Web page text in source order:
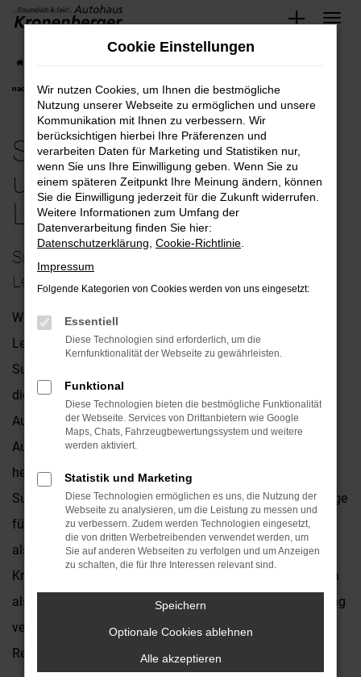
Zum
nach Leverkusen
Subaru Impreza bequem
und günstig kaufen nach
Leverkusen
Subaru Impreza – unsere Empfehlung für
Leverkusen
Wenn Sie uns nach einem passenden Fahrzeug für
Leverkusen fragen, empfehlen wir Ihnen ohne Zögern den
Subaru Impreza. Dieses Fahrzeug eignet sich sowohl für
die Nutzung im Stadtverkehr als auch für Landstraße und
Autobahn. Die Pluspunkte sind die erstklassige
Ausstattung, das ansprechende Design sowie der
hervorragende Preis. Natürlich bieten wir Ihnen sowohl
Subaru Impreza Neuwagen als auch gebrauchte Fahrzeuge
für Ihre Mobilität in Leverkusen und stehen Ihnen zudem
als Beraterinnen und Berater zur Seite. Das Autohaus
Kronenberger existiert seit 1931 und ist seit diesen Jahren
als Familienbetrieb fest mit Leverkusen und der Umgebung
verbunden. Man kennt uns und man schätzt uns in der
Region.
Cookie Einstellungen
Wir nutzen Cookies, um Ihnen die bestmögliche
Nutzung unserer Webseite zu ermöglichen und unsere
Kommunikation mit Ihnen zu verbessern. Wir
berücksichtigen hierbei Ihre Präferenzen und
verarbeiten Daten für Marketing und Statistiken nur,
wenn Sie uns Ihre Einwilligung geben. Wenn Sie zu
einem späteren Zeitpunkt Ihre Meinung ändern, können
Sie die Einwilligung jederzeit für die Zukunft widerrufen.
Weitere Informationen zum Umfang der
Datenverarbeitung finden Sie hier:
Datenschutzerklärung Cookie-Richtlinie
Impressum
Folgende Kategorien von Cookies werden von uns eingesetzt:
Essentiell
Diese Technologien sind erforderlich, um die
Kernfunktionalität der Webseite zu gewährleisten.
Funktional
Diese Technologien bieten die bestmögliche Funktionalität
der Webseite. Services von Drittanbietern wie Google
Maps, Chats, Fahrzeugbewertungssystem und weitere
werden aktiviert.
Statistik und Marketing
Diese Technologien ermöglichen es uns, die Nutzung der
Webseite zu analysieren, um die Leistung zu messen und
zu verbessern. Zudem werden Technologien eingesetzt,
die von dritten Werbetreibenden verwendet werden, um
Sie auf anderen Webseiten zu verfolgen und um Anzeigen
zu schalten, die für Ihre Interessen relevant sind.
Speichern
Optionale Cookies ablehnen
Alle akzeptieren